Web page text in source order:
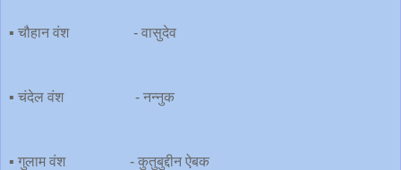
▪️ चौहान वंश - वासुदेव
▪️ चंदेल वंश - नन्नुक
▪️ गुलाम वंश - कुतुबुद्दीन ऐबक